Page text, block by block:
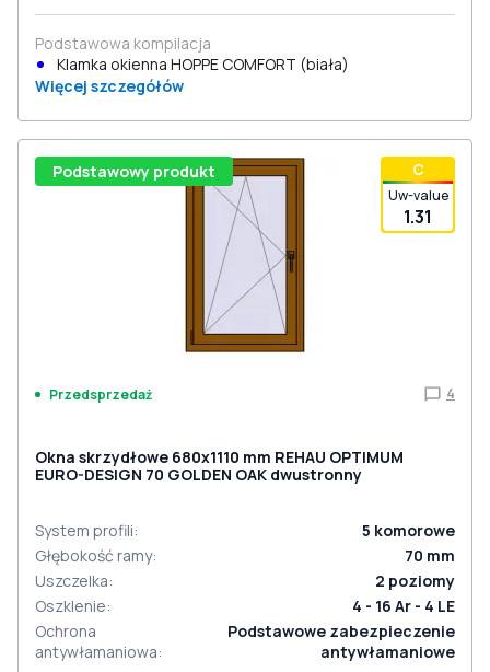
Podstawowa kompilacja
Klamka okienna HOPPE COMFORT (biała)
Więcej szczegółów
С
Uw-value
1.31
Podstawowy produkt
Przedsprzedaż 4
Okna skrzydłowe 680x1110 mm REHAU OPTIMUM
EURO-DESIGN 70 GOLDEN OAK dwustronny
System profili: 5 komorowe
Głębokość ramy: 70 mm
Uszczelka: 2 poziomy
Oszklenie:
4 - 16 Ar - 4 LE
Ochrona
antywłamaniowa:
Podstawowe zabezpieczenie
antywłamaniowe